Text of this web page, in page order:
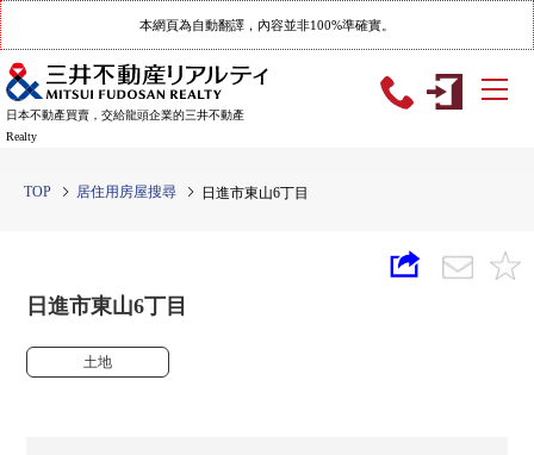
本網頁為自動翻譯，內容並非100%準確實。
日本不動產買賣，交給龍頭企業的三井不動產
Realty
TOP 居住用房屋搜尋 日進市東山6丁目
日進市東山6丁目
土地